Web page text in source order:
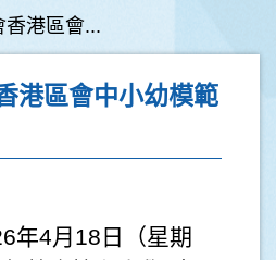
香港區會...
港區會中小幼模範
年4月18日（星期